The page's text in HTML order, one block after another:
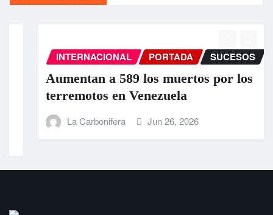
INTERNACIONAL PORTADA SUCESOS
Aumentan a 589 los muertos por los
terremotos en Venezuela
La Carbonifera Jun 26, 2026